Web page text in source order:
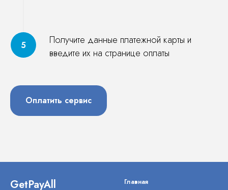
Получите данные платежной карты и
введите их на странице оплаты
Оплатить сервис
GetPayAll Главная